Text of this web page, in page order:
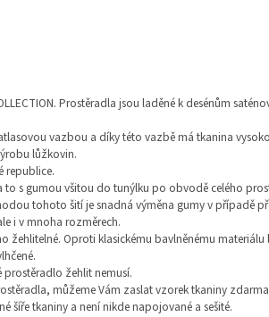
Prostěradla jsou laděné k desénům
vazbou a díky této vazbě má tkanina
lůžkovin.
republice.
s gumou všitou do tunýlku po obvodě celého
tohoto šití je snadná výměna gumy v případě
i v mnoha rozměrech.
žehlitelné. Oproti klasickému bavlněnému
prostěradlo žehlit nemusí.
můžeme Vám zaslat vzorek tkaniny
šíře tkaniny a není nikde napojované a sešité.